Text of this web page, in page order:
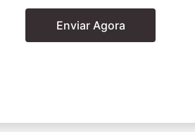
Enviar Agora